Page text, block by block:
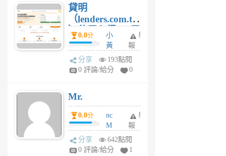
貸明
（lenders.com.tw
）使用心得 — 民
間貸款比較平台
體驗
0.0分
小
黃
蜂
1
舉
報
分享
193點閱
0 評論/給分
0
Mr.
0.0分
nc
M
U
F
舉
報
分享
642點閱
0 評論/給分
1